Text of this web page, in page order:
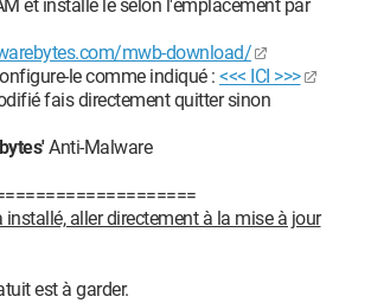
205
owner -
101
owner -
257
Media
101 (WMPNetworkSvc) - Unknown
(file missing)
et installe le selon l'emplacement par
mwb-download/
le comme indiqué : <<< ICI >>>
fais directement quitter sinon
Anti-Malware
aller directement à la mise à jour
est à garder.